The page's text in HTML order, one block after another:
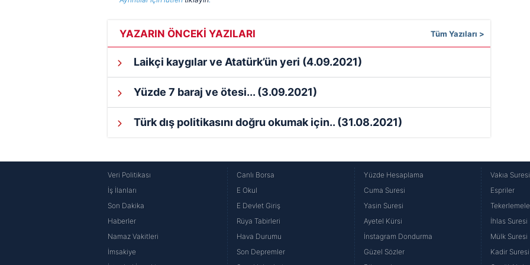
YAZARIN ÖNCEKİ YAZILARI Tüm Yazıları >
Laikçi kaygılar ve Atatürk’ün yeri (4.09.2021)
Yüzde 7 baraj ve ötesi... (3.09.2021)
Türk dış politikasını doğru okumak için.. (31.08.2021)
Veri Politikası
İş İlanları
Son Dakika
Haberler
Namaz Vakitleri
İmsakiye
Canlı Borsa
E Okul
E Devlet Giriş
Rüya Tabirleri
Hava Durumu
Son Depremler
Yüzde Hesaplama
Cuma Suresi
Yasin Suresi
Ayetel Kürsi
İnstagram Dondurma
Güzel Sözler
Vakıa Suresi
Espriler
İhlas Suresi
Mülk Suresi
Kadir Suresi